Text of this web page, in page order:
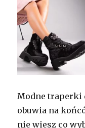
Modne traperki
obuwia na
nie wiesz co